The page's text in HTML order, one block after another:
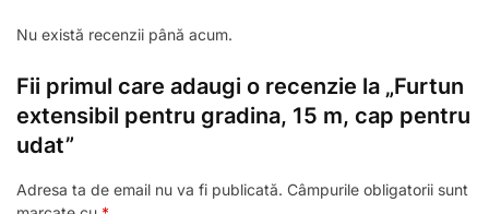
Nu există recenzii până acum.
Fii primul care adaugi o recenzie la „Furtun
extensibil pentru gradina, 15 m, cap pentru
udat”
Adresa ta de email nu va fi publicată. Câmpurile obligatorii sunt